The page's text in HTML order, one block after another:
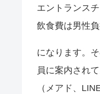
エントランス
飲食費は男性
になります。
員に案内され
（メアド、